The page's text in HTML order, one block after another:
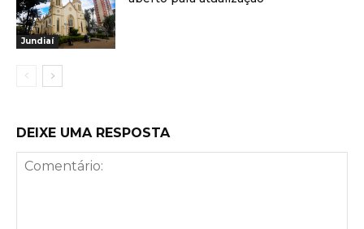
Jundiaí
DEIXE UMA RESPOSTA